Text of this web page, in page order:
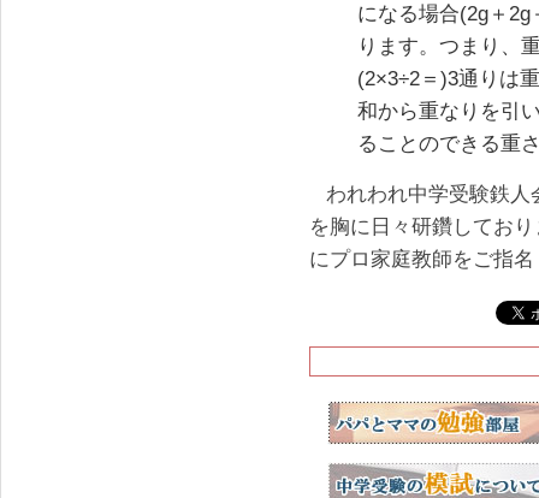
になる場合(2g＋2g
ります。つまり、
(2×3÷2＝)3通りは
和から重なりを引
ることのできる重
われわれ中学受験鉄
を胸に日々研鑽してお
にプロ家庭教師をご指